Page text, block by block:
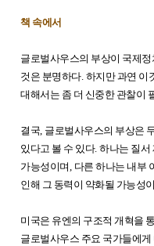
책 속에서
글로벌사우스의 부상이 국제
것은 분명하다. 하지만 과연 이
대해서는 좀 더 신중한 관찰이
결국, 글로벌사우스의 부상은
있다고 볼 수 있다.하나는 질서
가능성이며, 다른 하나는 내부
인해 그 동력이 약화될 가능성
미국은 유엔의 구조적 개혁을
글로벌사우스 주요 국가들에